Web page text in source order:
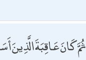
ثُمَّ كَانَ عَاقِبَةَ الَّذِينَ